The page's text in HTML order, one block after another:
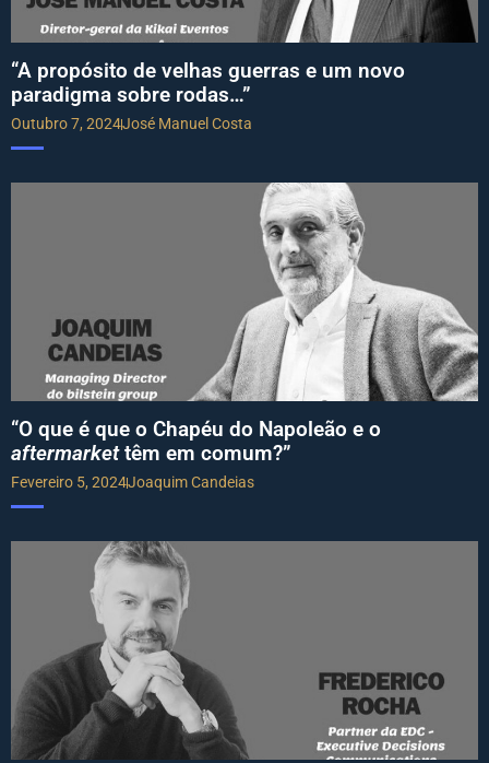
“A propósito de velhas guerras e um novo
paradigma sobre rodas…”
Outubro 7, 2024José Manuel Costa
“O que é que o Chapéu do Napoleão e o
aftermarkettêm em comum?”
Fevereiro 5, 2024Joaquim Candeias